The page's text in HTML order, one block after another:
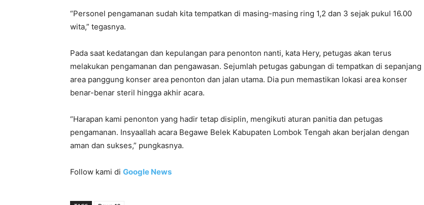
“Personel pengamanan sudah kita tempatkan di masing-masing ring 1,2 dan 3 sejak pukul 16.00
wita,” tegasnya.
Pada saat kedatangan dan kepulangan para penonton nanti, kata Hery, petugas akan terus
melakukan pengamanan dan pengawasan. Sejumlah petugas gabungan di tempatkan di sepanjang
area panggung konser area penonton dan jalan utama. Dia pun memastikan lokasi area konser
benar-benar steril hingga akhir acara.
“Harapan kami penonton yang hadir tetap disiplin, mengikuti aturan panitia dan petugas
pengamanan. Insyaallah acara Begawe Belek Kabupaten Lombok Tengah akan berjalan dengan
aman dan sukses,” pungkasnya.
Follow kami di Google News